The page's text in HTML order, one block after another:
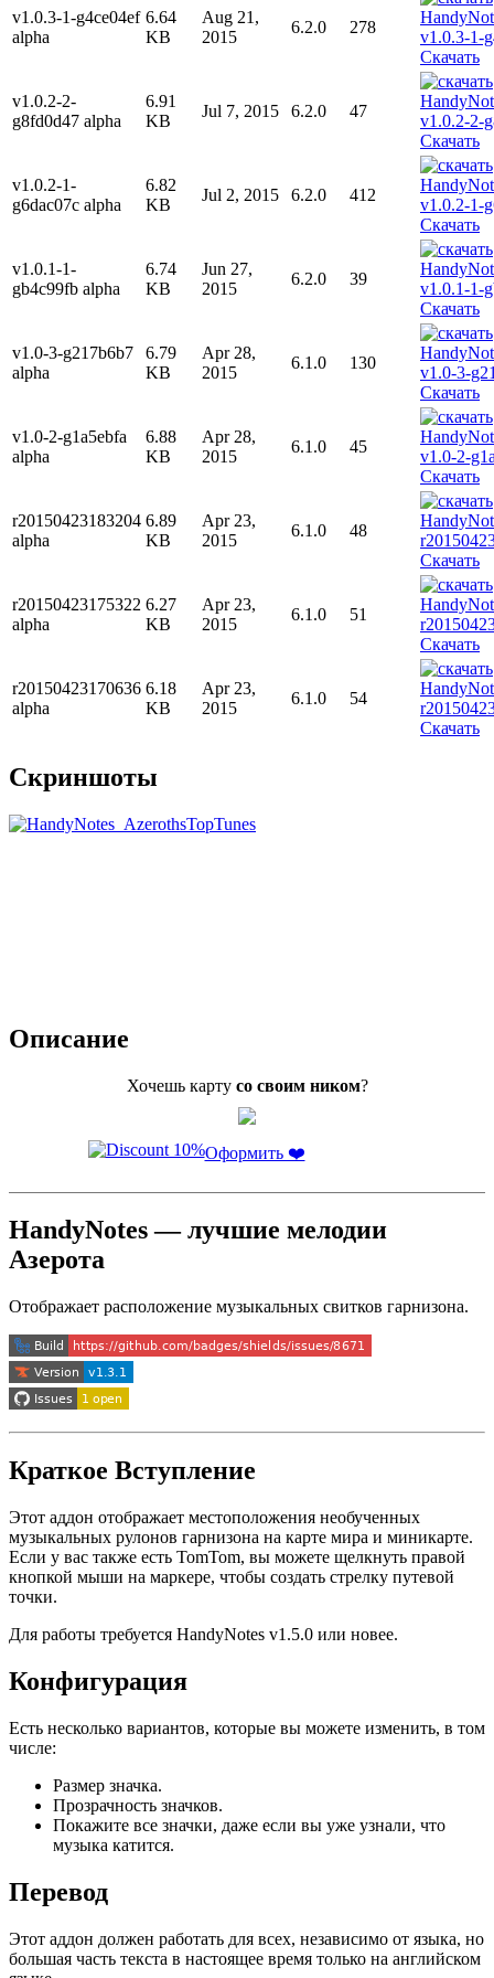
v1.0.3-1-g4ce04ef
alpha
6.64
KB
Aug 21,
2015
6.2.0
278
Скачать
v1.0.2-2-
g8fd0d47 alpha
6.91
KB
Jul 7, 2015 6.2.0
47
Скачать
v1.0.2-1-
g6dac07c alpha
6.82
KB
Jul 2, 2015 6.2.0
412
Скачать
v1.0.1-1-
gb4c99fb alpha
6.74
KB
Jun 27,
2015
6.2.0
39
Скачать
v1.0-3-g217b6b7
alpha
6.79
KB
Apr 28,
2015
6.1.0
130
Скачать
v1.0-2-g1a5ebfa
alpha
6.88
KB
Apr 28,
2015
6.1.0
45
Скачать
r20150423183204
alpha
6.89
KB
Apr 23,
2015
6.1.0
48
Скачать
r20150423175322
alpha
6.27
KB
Apr 23,
2015
6.1.0
51
Скачать
r20150423170636
alpha
6.18
KB
Apr 23,
2015
6.1.0
54
Скачать
Скриншоты
Описание
Хочешь карту со своим ником?
Оформить ❤️
HandyNotes — лучшие мелодии
Азерота
Отображает расположение музыкальных свитков гарнизона.
Краткое Вступление
Этот аддон отображает местоположения необученных
музыкальных рулонов гарнизона на карте мира и миникарте.
Если у вас также есть TomTom, вы можете щелкнуть правой
кнопкой мыши на маркере, чтобы создать стрелку путевой
точки.
Для работы требуется HandyNotes v1.5.0 или новее.
Конфигурация
Есть несколько вариантов, которые вы можете изменить, в том
числе:
Размер значка.
Прозрачность значков.
Покажите все значки, даже если вы уже узнали, что
музыка катится.
Перевод
Этот аддон должен работать для всех, независимо от языка, но
большая часть текста в настоящее время только на английском